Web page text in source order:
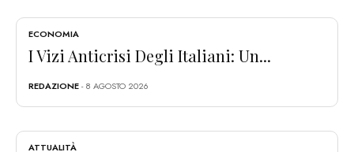
ECONOMIA
I Vizi Anticrisi Degli Italiani: Un...
REDAZIONE- 8 AGOSTO 2026
ATTUALITÀ